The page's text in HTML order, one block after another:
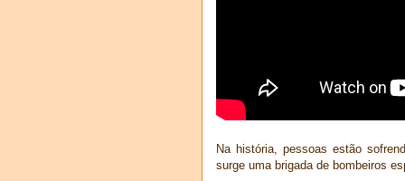
Na história, pessoas estão
surge uma brigada de bombeiros